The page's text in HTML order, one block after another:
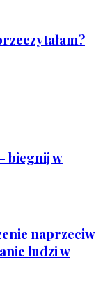
biegnij w
naprzeciw
ludzi w